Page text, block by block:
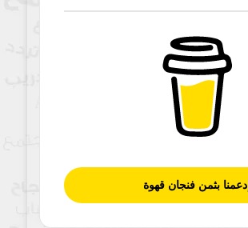
إدعمنا بثمن فنجان قهوة